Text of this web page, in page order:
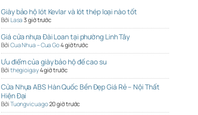
Giày bảo hộ lót Kevlar và lót thép loại nào tốt
Bởi Lasa3 giờ trước
Giá cửa nhựa Đài Loan tại phường Linh Tây
BởiCua Nhua – Cua Go4 giờ trước
Ưu điểm của giày bảo hộ đế cao su
Bởithegioigay4 giờ trước
Cửa Nhựa ABS Hàn Quốc Bền Đẹp Giá Rẻ – Nội Thất
Hiện Đại
BởiTuongvicuago20 giờ trước